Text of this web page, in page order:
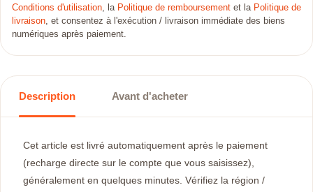
Conditions d'utilisation, la Politique de remboursement et la Politique de
livraison, et consentez à l'exécution / livraison immédiate des biens
numériques après paiement.
Description Avant d'acheter
Cet article est livré automatiquement après le paiement
(recharge directe sur le compte que vous saisissez),
généralement en quelques minutes. Vérifiez la région /